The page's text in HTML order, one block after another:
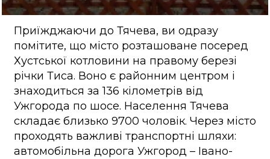
Приїжджаючи до Тячева, ви одразу
помітите, що місто розташоване посеред
Хустської котловини на правому березі
річки Тиса. Воно є районним центром і
знаходиться за 136 кілометрів від
Ужгорода по шосе. Населення Тячева
складає близько 9700 чоловік. Через місто
проходять важливі транспортні шляхи:
автомобільна дорога Ужгород – Івано-